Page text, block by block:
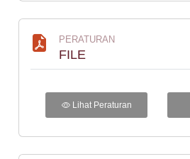
PERATURAN
FILE
Lihat Peraturan